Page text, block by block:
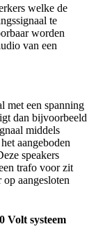
welke de
te
worden
van een
met een spanning
dan bijvoorbeeld
middels
aangeboden
speakers
trafo voor zit
aangesloten
Volt systeem